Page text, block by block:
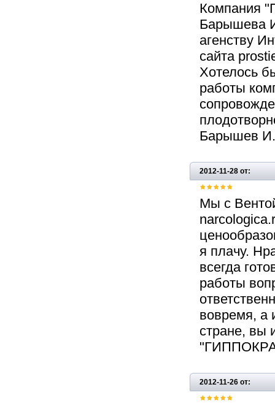
Компания
Барышева
агенству
сайта
Хотелось
работы
Барышев
2012-11-28 от:
Мы с
я плачу.
всегда
работы
вовремя, а
стране, вы
2012-11-26 от: